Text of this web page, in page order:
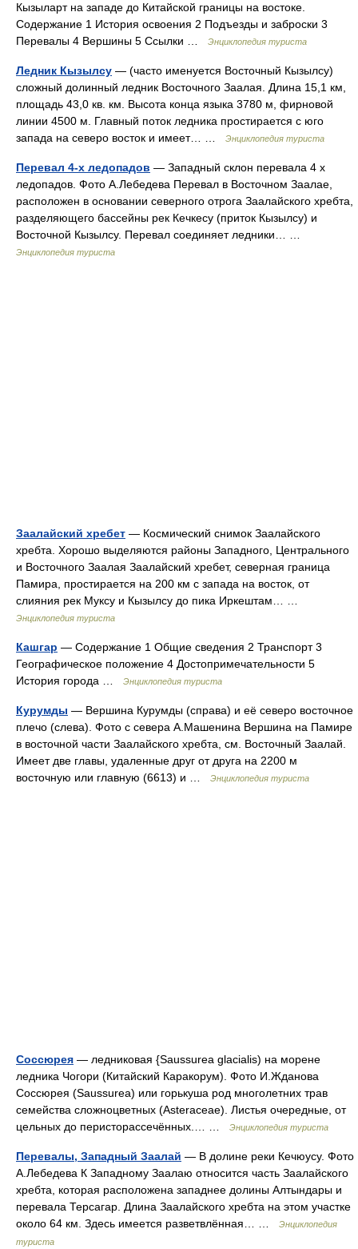
Кызыларт на западе до Китайской границы на востоке.
Содержание 1 История освоения 2 Подъезды и заброски 3
Перевалы 4 Вершины 5 Ссылки …
Энциклопедия туриста
Ледник Кызылсу — (часто именуется Восточный Кызылсу)
сложный долинный ледник Восточного Заалая. Длина 15,1 км,
площадь 43,0 кв. км. Высота конца языка 3780 м, фирновой
линии 4500 м. Главный поток ледника простирается с юго
запада на северо восток и имеет… …
Энциклопедия туриста
Перевал 4-х ледопадов — Западный склон перевала 4 х
ледопадов. Фото А.Лебедева Перевал в Восточном Заалае,
расположен в основании северного отрога Заалайского хребта,
разделяющего бассейны рек Кечкесу (приток Кызылсу) и
Восточной Кызылсу. Перевал соединяет ледники… …
Энциклопедия туриста
Заалайский хребет — Космический снимок Заалайского
хребта. Хорошо выделяются районы Западного, Центрального
и Восточного Заалая Заалайский хребет, северная граница
Памира, простирается на 200 км с запада на восток, от
слияния рек Муксу и Кызылсу до пика Иркештам… …
Энциклопедия туриста
Кашгар — Содержание 1 Общие сведения 2 Транспорт 3
Географическое положение 4 Достопримечательности 5
История города …
Энциклопедия туриста
Курумды — Вершина Курумды (справа) и её северо восточное
плечо (слева). Фото с севера А.Машенина Вершина на Памире
в восточной части Заалайского хребта, см. Восточный Заалай.
Имеет две главы, удаленные друг от друга на 2200 м
восточную или главную (6613) и …
Энциклопедия туриста
Соссюрея — ледниковая {Saussurea glacialis) на морене
ледника Чогори (Китайский Каракорум). Фото И.Жданова
Соссюрея (Saussurea) или горькуша род многолетних трав
семейства сложноцветных (Asteraceae). Листья очередные, от
цельных до перисторассечённых.… …
Энциклопедия туриста
Перевалы, Западный Заалай — В долине реки Кечюусу. Фото
А.Лебедева К Западному Заалаю относится часть Заалайского
хребта, которая расположена западнее долины Алтындары и
перевала Терсагар. Длина Заалайского хребта на этом участке
около 64 км. Здесь имеется разветвлённая… …
Энциклопедия
туриста